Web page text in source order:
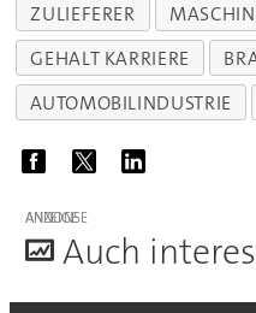
ZULIEFERER
GEHALT KARRIERE
AUTOMOBILINDUSTRIE
ANZEIGE
Auch